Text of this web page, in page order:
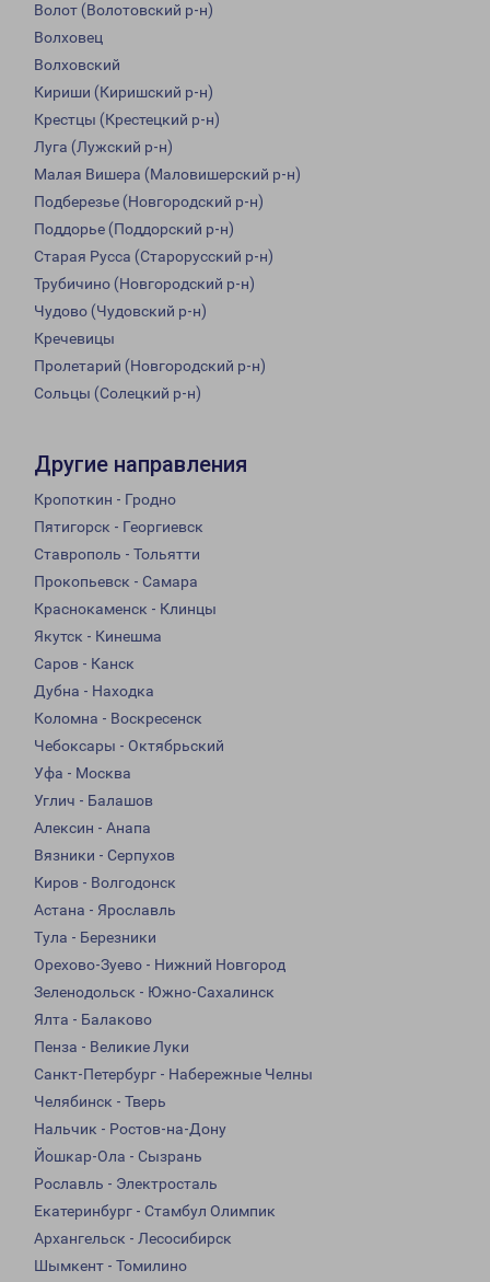
Волот (Волотовский р-н)
Волховец
Волховский
Кириши (Киришский р-н)
Крестцы (Крестецкий р-н)
Луга (Лужский р-н)
Малая Вишера (Маловишерский р-н)
Подберезье (Новгородский р-н)
Поддорье (Поддорский р-н)
Старая Русса (Старорусский р-н)
Трубичино (Новгородский р-н)
Чудово (Чудовский р-н)
Кречевицы
Пролетарий (Новгородский р-н)
Сольцы (Солецкий р-н)
Другие направления
Кропоткин - Гродно
Пятигорск - Георгиевск
Ставрополь - Тольятти
Прокопьевск - Самара
Краснокаменск - Клинцы
Якутск - Кинешма
Саров - Канск
Дубна - Находка
Коломна - Воскресенск
Чебоксары - Октябрьский
Уфа - Москва
Углич - Балашов
Алексин - Анапа
Вязники - Серпухов
Киров - Волгодонск
Астана - Ярославль
Тула - Березники
Орехово-Зуево - Нижний Новгород
Зеленодольск - Южно-Сахалинск
Ялта - Балаково
Пенза - Великие Луки
Санкт-Петербург - Набережные Челны
Челябинск - Тверь
Нальчик - Ростов-на-Дону
Йошкар-Ола - Сызрань
Рославль - Электросталь
Екатеринбург - Стамбул Олимпик
Архангельск - Лесосибирск
Шымкент - Томилино